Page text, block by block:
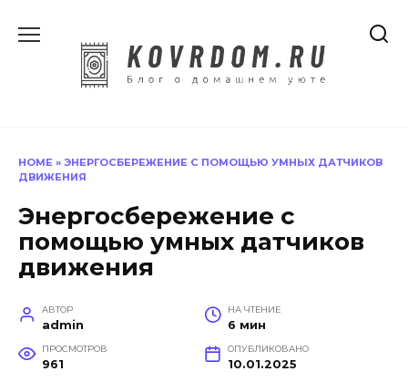
содержанию
HOME » ЭНЕРГОСБЕРЕЖЕНИЕ С ПОМОЩЬЮ УМНЫХ ДАТЧИКОВ
ДВИЖЕНИЯ
Энергосбережение с
помощью умных датчиков
движения
АВТОР
admin
НА ЧТЕНИЕ
6 мин
ПРОСМОТРОВ
961
ОПУБЛИКОВАНО
10.01.2025